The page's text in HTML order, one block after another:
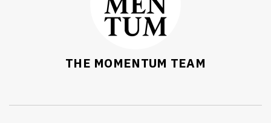
THE MOMENTUM TEAM